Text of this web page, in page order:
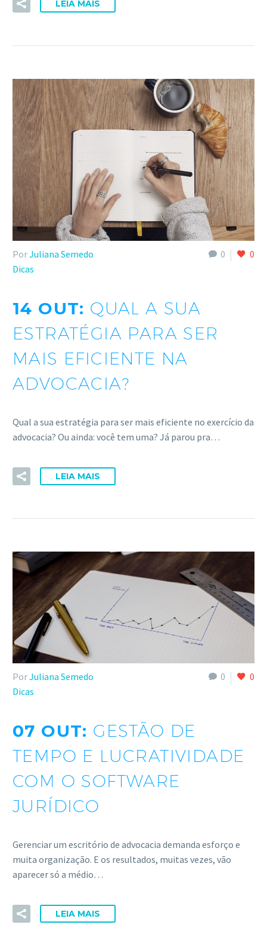
LEIA MAIS
0 0
PorJuliana Semedo
Dicas
14 OUT: QUAL A SUA
ESTRATÉGIA PARA SER
MAIS EFICIENTE NA
ADVOCACIA?
Qual a sua estratégia para ser mais eficiente no exercício da
advocacia? Ou ainda: você tem uma? Já parou pra…
LEIA MAIS
0 0
PorJuliana Semedo
Dicas
07 OUT: GESTÃO DE
TEMPO E LUCRATIVIDADE
COM O SOFTWARE
JURÍDICO
Gerenciar um escritório de advocacia demanda esforço e
muita organização. E os resultados, muitas vezes, vão
aparecer só a médio…
LEIA MAIS